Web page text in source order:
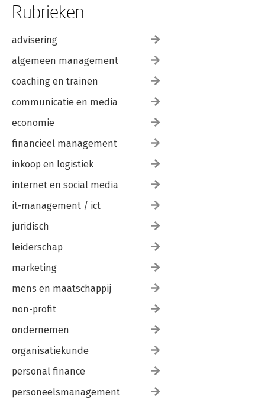
Rubrieken
advisering
algemeen management
coaching en trainen
communicatie en media
economie
financieel management
inkoop en logistiek
internet en social media
it-management / ict
juridisch
leiderschap
marketing
mens en maatschappij
non-profit
ondernemen
organisatiekunde
personal finance
personeelsmanagement